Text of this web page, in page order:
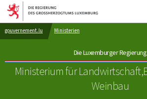
Zur Hauptnavigation
Zum Inhalt
gouvernement.lu Ministerien
Die Luxemburger Regierung
Ministerium für Landwirtschaft,
Weinbau